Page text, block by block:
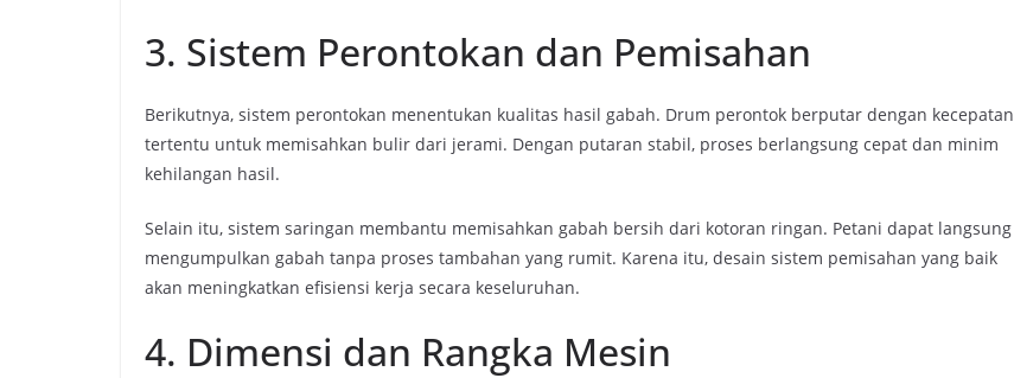
3. Sistem Perontokan dan Pemisahan
Berikutnya, sistem perontokan menentukan kualitas hasil gabah. Drum perontok berputar dengan kecepatan
tertentu untuk memisahkan bulir dari jerami. Dengan putaran stabil, proses berlangsung cepat dan minim
kehilangan hasil.
Selain itu, sistem saringan membantu memisahkan gabah bersih dari kotoran ringan. Petani dapat langsung
mengumpulkan gabah tanpa proses tambahan yang rumit. Karena itu, desain sistem pemisahan yang baik
akan meningkatkan efisiensi kerja secara keseluruhan.
4. Dimensi dan Rangka Mesin